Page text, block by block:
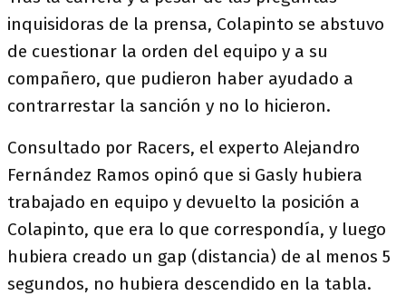
inquisidoras de la prensa, Colapinto se abstuvo
de cuestionar la orden del equipo y a su
compañero, que pudieron haber ayudado a
contrarrestar la sanción y no lo hicieron.
Consultado por Racers, el experto Alejandro
Fernández Ramos opinó que si Gasly hubiera
trabajado en equipo y devuelto la posición a
Colapinto, que era lo que correspondía, y luego
hubiera creado un gap (distancia) de al menos 5
segundos, no hubiera descendido en la tabla.